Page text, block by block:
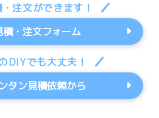
注文ができます！
積・注文フォーム
DIYでも大丈夫！
タン見積依頼から